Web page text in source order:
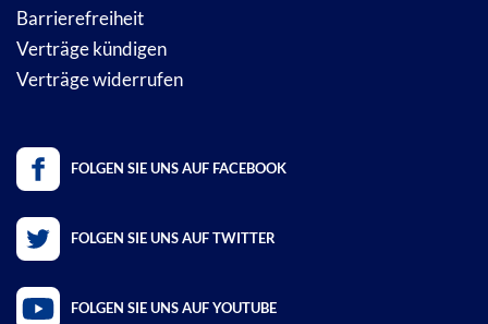
Barrierefreiheit
Verträge kündigen
Verträge widerrufen
FOLGEN SIE UNS AUF FACEBOOK
FOLGEN SIE UNS AUF TWITTER
FOLGEN SIE UNS AUF YOUTUBE